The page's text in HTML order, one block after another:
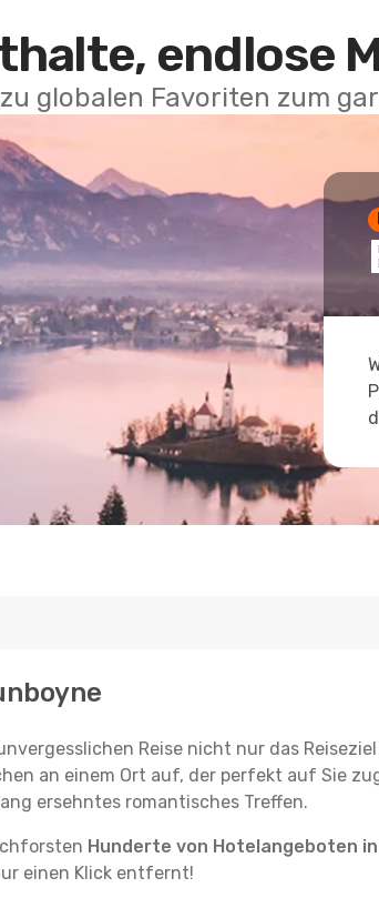
endlose
globalen Favoriten zum
Reise nicht nur das
an einem Ort auf, der perfekt auf Sie
ersehntes romantisches Treffen.
Hunderte von Hotelangeboten
einen Klick entfernt!